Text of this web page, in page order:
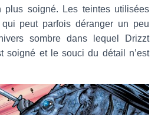
soigné. Les teintes utilisées
peut parfois déranger un peu
sombre dans lequel Drizzt
soigné et le souci du détail n’est